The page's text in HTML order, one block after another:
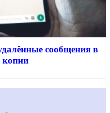
сообщения в
копии